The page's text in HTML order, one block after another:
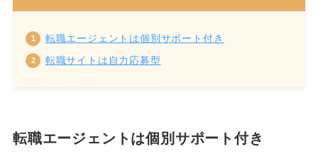
転職エージェントは個別サポート付き
転職サイトは自力応募型
転職エージェントは個別サポート付き